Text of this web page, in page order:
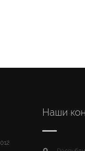
Наши